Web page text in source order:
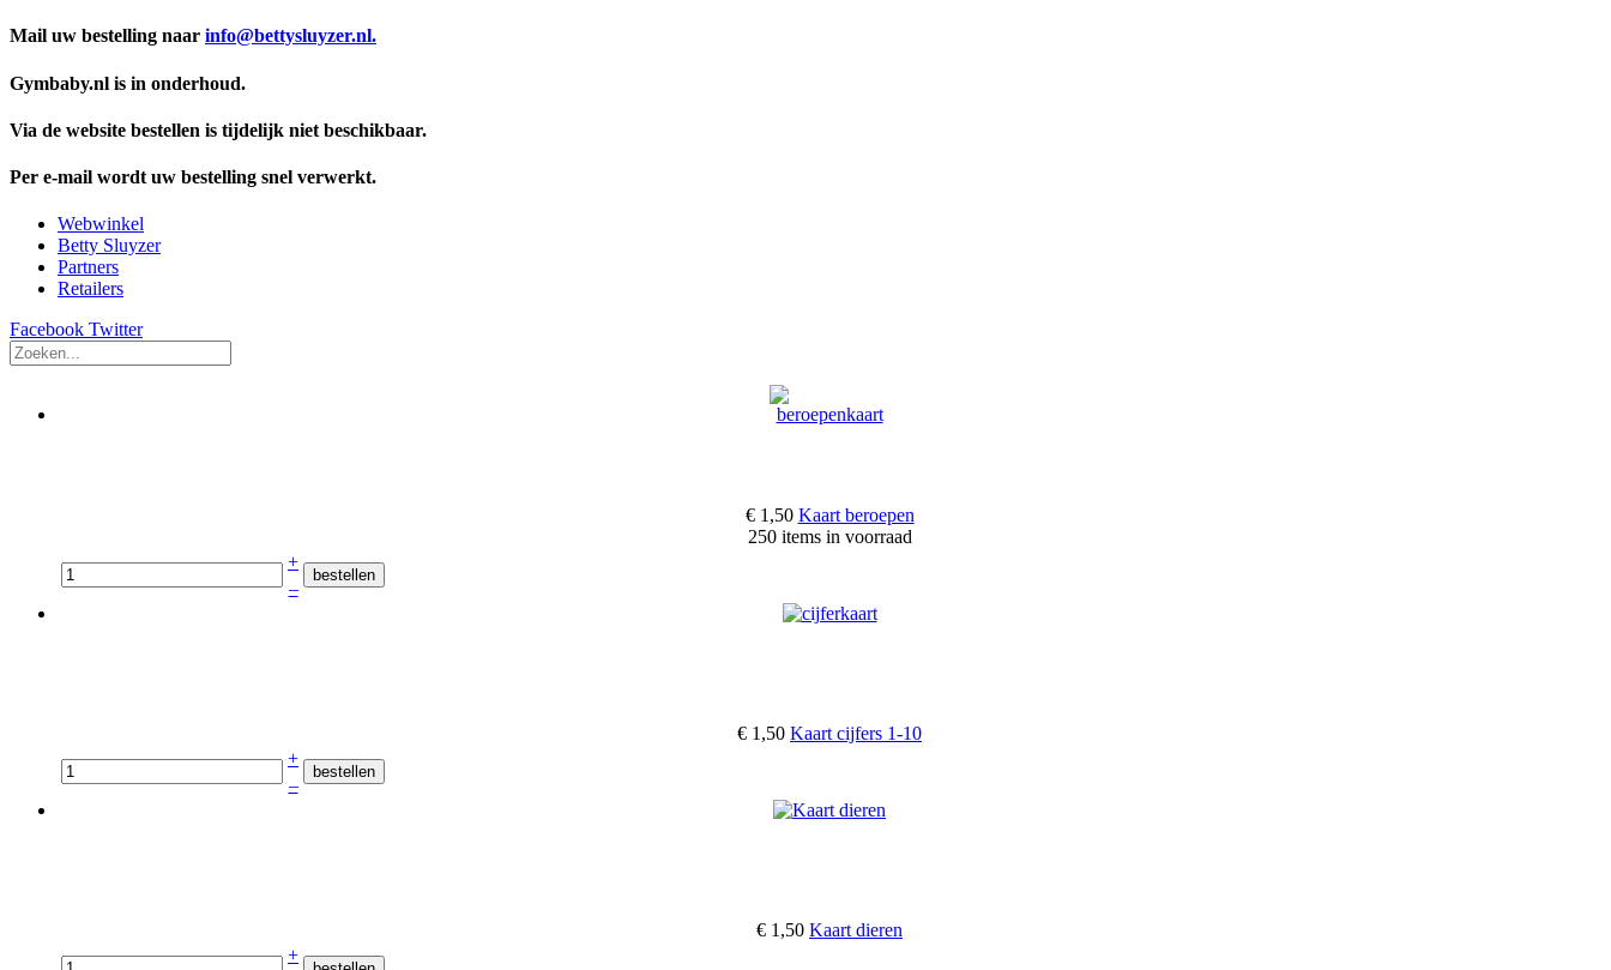
Mail uw bestelling naar info@bettysluyzer.nl.
Gymbaby.nl is in onderhoud.
Via de website bestellen is tijdelijk niet beschikbaar.
Per e-mail wordt uw bestelling snel verwerkt.
Webwinkel
Betty Sluyzer
Partners
Retailers
Facebook Twitter
€ 1,50 Kaart beroepen
250 items in voorraad
+
–
€ 1,50 Kaart cijfers 1-10
+
–
€ 1,50 Kaart dieren
+